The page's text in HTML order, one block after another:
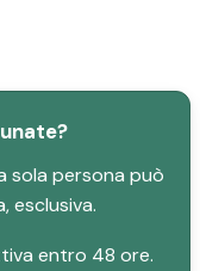
sola persona può
esclusiva.
entro 48 ore.